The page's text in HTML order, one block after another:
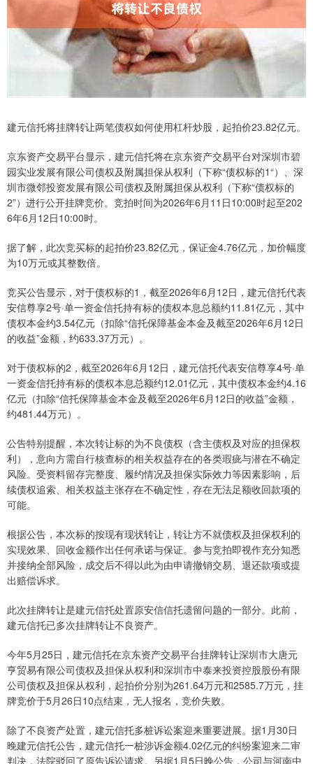
建元信托将挂牌转让两笔债权如何使用杠杆炒股，起拍价23.82亿元。
京东资产交易平台显示，建元信托将在京东资产交易平台对深圳市碧
园实业发展有限公司债权及附属担保从权利（下称“债权标的1“）、深
圳市微邻投资发展有限公司债权及附属担保从权利（下称“债权标的
2”）进行公开挂牌竞价。竞拍时间为2026年6月11日10:00时起至202
6年6月12日10:00时。
据了解，此次竞买标的起拍价23.82亿元，保证金4.76亿元，加价幅度
为10万元或其整数倍。
竞买公告显示，对于债权标的1，截至2026年6月12日，建元信托代表
安信尊享2号·单一资金信托持有标的债权本息总额约11.81亿元，其中
债权本金约3.54亿元（扣除“信托保障基金本金及截至2026年6月12日
的收益”金额，约633.37万元）。
对于债权标的2，截至2026年6月12日，建元信托代表安信尊享4号·单
一资金信托持有标的债权本息总额约12.01亿元，其中债权本金约4.16
亿元（扣除“信托保障基金本金及截至2026年6月12日的收益”金额，
约481.44万元）。
公告特别提醒，本次转让标的为不良债权（含主债权及对应的担保权
利），意向方需自行核查标的相关权益存在的各类瑕疵与潜在不确定
风险。受资料留存完整度、履约情况及担保实际效力等因素影响，后
续债权追索、相关权益主张存在不确定性，存在无法足额收回款项的
可能。
根据公告，本次标的按现有现状转让，转让方不就债权及担保权利的
实现效果、回收金额作出任何承诺与保证。参与竞拍即视作充分知悉
并接纳全部风险，成交后不得以此为由申请撤销交易、退还款项或提
出赔偿诉求。
此次挂牌转让是建元信托处置原安信信托遗留问题的一部分。此前，
建元信托已多次挂牌转让不良资产。
今年5月25日，建元信托在京东资产交易平台挂牌转让深圳市大唐元
亨贸易有限公司债权及担保从权利和深圳市中泰来投资控股股份有限
公司债权及担保从权利，起拍价分别为261.64万元和2585.7万元，挂
牌竞价于5月26日10点结束，无人报名，竞价失败。
除了不良资产处置，建元信托多桩诉讼案迎来重要进展。据1月30日
晚建元信托公告，建元信托一桩涉诉金额4.02亿元的纠纷案迎来二审
判决，法院驳回了原告诉讼请求。另据1月5日晚公告，公司与河南中